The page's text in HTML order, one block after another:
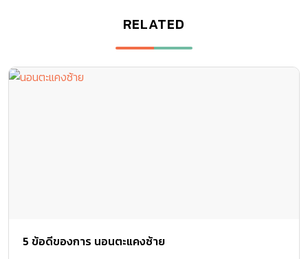
RELATED
5 ข้อดีของการ นอนตะแคงซ้าย